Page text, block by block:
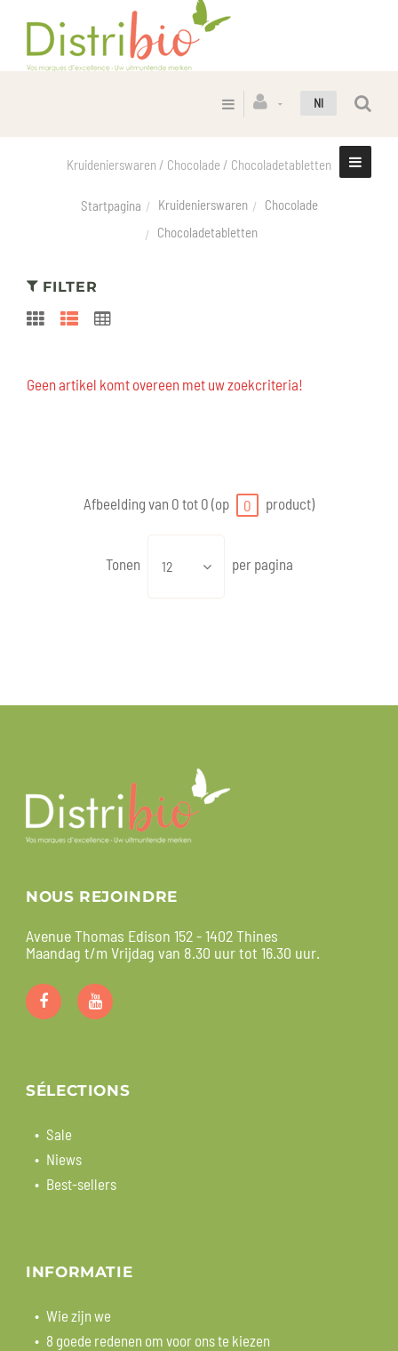
Nl
Kruidenierswaren / Chocolade / Chocoladetabletten
Startpagina Kruidenierswaren
Chocolade
Chocoladetabletten
FILTER
Geen artikel komt overeen met uw zoekcriteria!
Afbeelding van 0 tot 0 (op 0 product)
Tonen 12 per pagina
NOUS REJOINDRE
Avenue Thomas Edison 152 - 1402 Thines
Maandag t/m Vrijdag van 8.30 uur tot 16.30 uur.
SÉLECTIONS
Sale
Niews
Best-sellers
INFORMATIE
Wie zijn we
8 goede redenen om voor ons te kiezen